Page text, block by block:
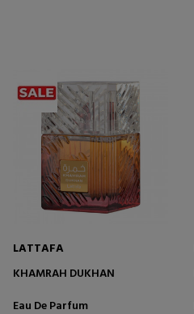
LATTAFA
KHAMRAH DUKHAN
Eau De Parfum